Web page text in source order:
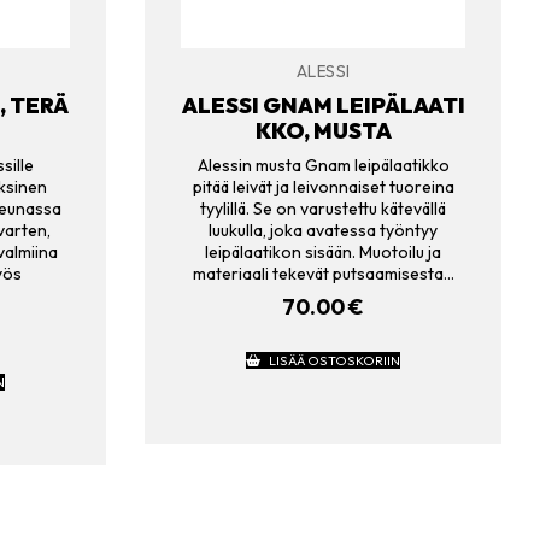
TERÄ
ALESSI
ALESSI GNAM LEIPÄLAATI
KKO, MUSTA
Alessin musta Gnam leipälaatikko
pitää leivät ja leivonnaiset tuoreina
tyylillä. Se on varustettu kätevällä
luukulla, joka avatessa työntyy
leipälaatikon sisään. Muotoilu ja
materiaali tekevät putsaamisesta…
70.00€
LISÄÄ OSTOSKORIIN